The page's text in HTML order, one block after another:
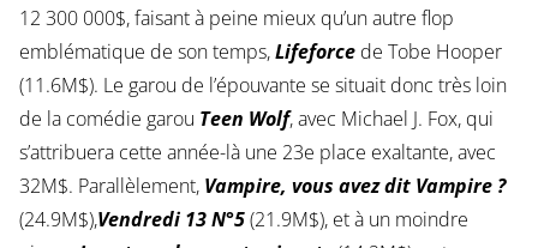
12 300 000$, faisant à peine mieux qu’un autre flop
emblématique de son temps,Lifeforcede Tobe Hooper
(11.6M$). Le garou de l’épouvante se situait donc très loin
de la comédie garou Teen Wolf, avec Michael J. Fox, qui
s’attribuera cette année-là une 23e place exaltante, avec
32M$. Parallèlement, Vampire, vous avez dit Vampire ?
(24.9M$),Vendredi 13 N°5(21.9M$), et à un moindre